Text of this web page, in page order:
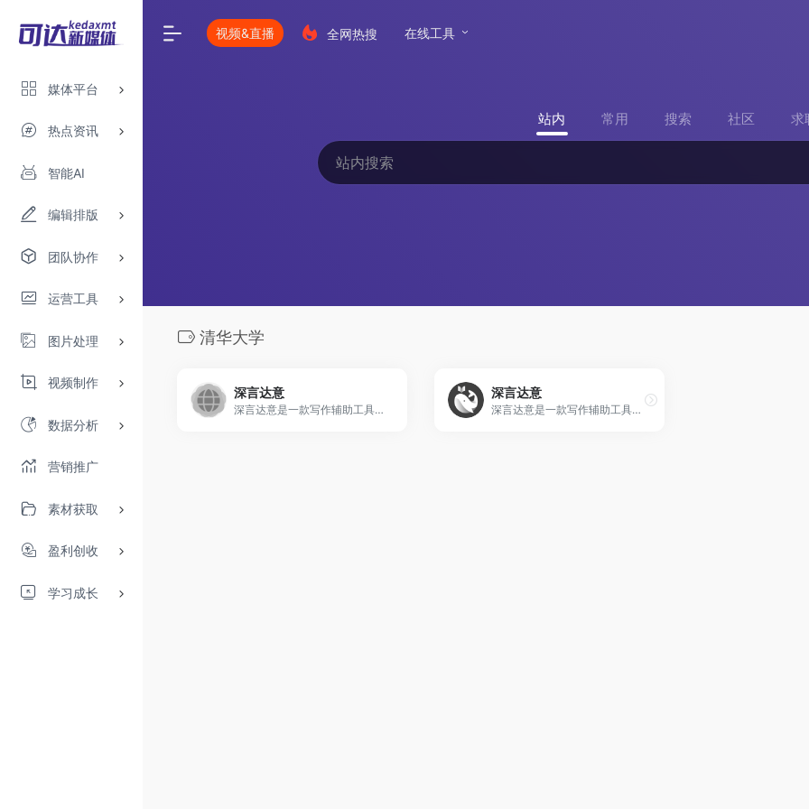
媒体平台
热点资讯
智能AI
编辑排版
团队协作
运营工具
图片处理
视频制作
数据分析
营销推广
素材获取
盈利创收
学习成长
视频&直播 全网热搜 在线工具
站内 常用 搜索 社区 求
清华大学
深言达意
深言达意是一款写作辅助工具，核心功能包括据意查词、据意查句。根据模糊的描述，找到贴切的词语和名言佳句，支持汉英双语。深言达意基于最先进的人工智能算法实现，由深言科技出品。
深言达意
深言达意是一款写作辅助工具，核心功能包括据意查词、据意查句。根据模糊的描述，找到贴切的词语和名言佳句，支持汉英双语。深言达意基于最先进的人工智能算法实现，由深言科技出品。